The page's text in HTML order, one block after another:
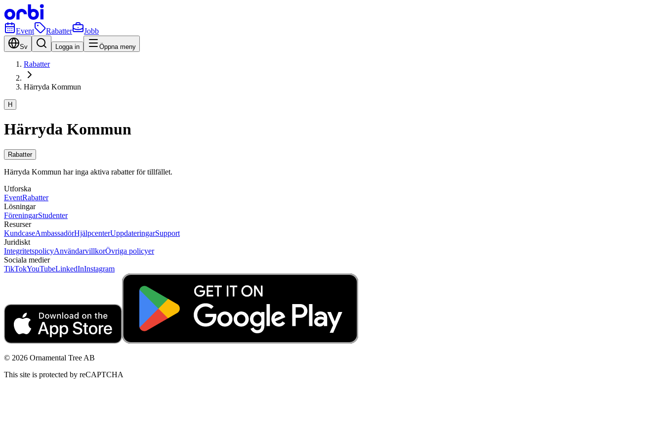
Event Rabatter Jobb
Sv Logga in Öppna meny
Rabatter
Härryda Kommun
H
Härryda Kommun
Rabatter
Härryda Kommun har inga aktiva rabatter för tillfället.
Utforska
EventRabatter
Lösningar
FöreningarStudenter
Resurser
KundcaseAmbassadörHjälpcenterUppdateringarSupport
Juridiskt
IntegritetspolicyAnvändarvillkorÖvriga policyer
Sociala medier
TikTokYouTubeLinkedInInstagram
© 2026 Ornamental Tree AB
This site is protected by reCAPTCHA